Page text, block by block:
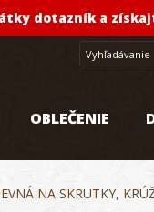
dotazník a
OBLEČENIE
NA SKRUTKY,